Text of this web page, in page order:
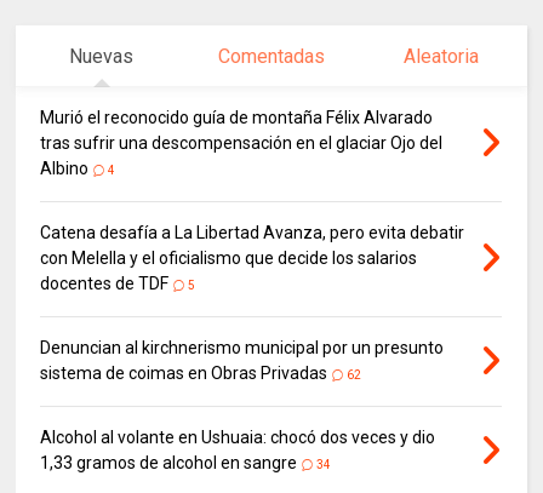
Nuevas Comentadas Aleatoria
Murió el reconocido guía de montaña Félix Alvarado
tras sufrir una descompensación en el glaciar Ojo del
Albino
4
Catena desafía a La Libertad Avanza, pero evita debatir
con Melella y el oficialismo que decide los salarios
docentes de TDF
5
Denuncian al kirchnerismo municipal por un presunto
sistema de coimas en Obras Privadas
62
Alcohol al volante en Ushuaia: chocó dos veces y dio
1,33 gramos de alcohol en sangre
34